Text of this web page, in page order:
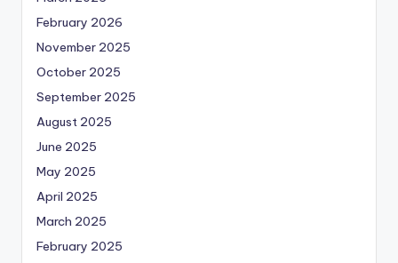
February 2026
November 2025
October 2025
September 2025
August 2025
June 2025
May 2025
April 2025
March 2025
February 2025